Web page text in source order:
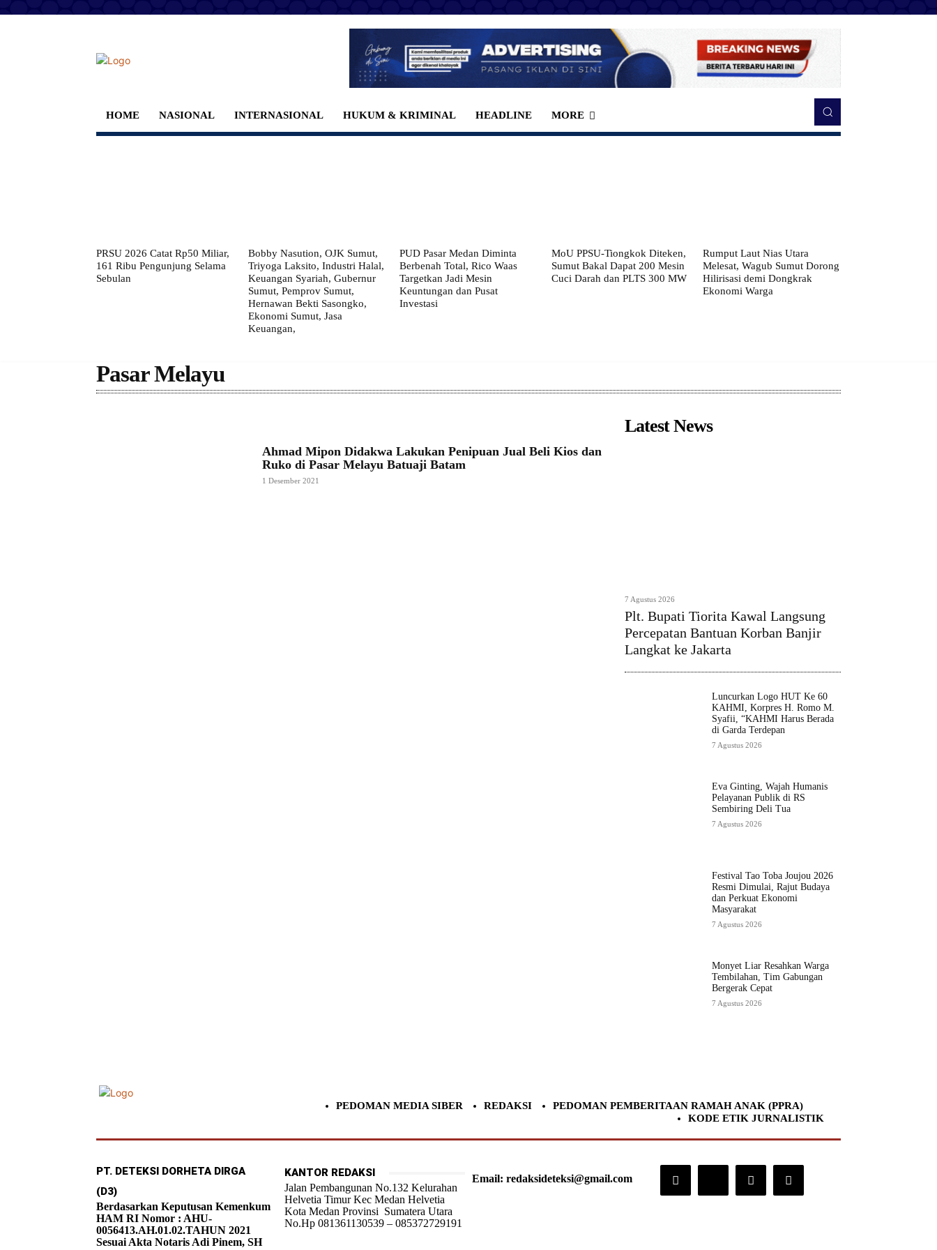
HOME NASIONAL INTERNASIONAL HUKUM & KRIMINAL HEADLINE MORE
PRSU 2026 Catat Rp50 Miliar,
161 Ribu Pengunjung Selama
Sebulan
Bobby Nasution, OJK Sumut,
Triyoga Laksito, Industri Halal,
Keuangan Syariah, Gubernur
Sumut, Pemprov Sumut,
Hernawan Bekti Sasongko,
Ekonomi Sumut, Jasa
Keuangan,
PUD Pasar Medan Diminta
Berbenah Total, Rico Waas
Targetkan Jadi Mesin
Keuntungan dan Pusat
Investasi
MoU PPSU-Tiongkok Diteken,
Sumut Bakal Dapat 200 Mesin
Cuci Darah dan PLTS 300 MW
Rumput Laut Nias Utara
Melesat, Wagub Sumut Dorong
Hilirisasi demi Dongkrak
Ekonomi Warga
Pasar Melayu
Ahmad Mipon Didakwa Lakukan Penipuan Jual Beli Kios dan
Ruko di Pasar Melayu Batuaji Batam
1 Desember 2021
Latest News
7 Agustus 2026
Plt. Bupati Tiorita Kawal Langsung
Percepatan Bantuan Korban Banjir
Langkat ke Jakarta
Luncurkan Logo HUT Ke 60
KAHMI, Korpres H. Romo M.
Syafii, “KAHMI Harus Berada
di Garda Terdepan
7 Agustus 2026
Eva Ginting, Wajah Humanis
Pelayanan Publik di RS
Sembiring Deli Tua
7 Agustus 2026
Festival Tao Toba Joujou 2026
Resmi Dimulai, Rajut Budaya
dan Perkuat Ekonomi
Masyarakat
7 Agustus 2026
Monyet Liar Resahkan Warga
Tembilahan, Tim Gabungan
Bergerak Cepat
7 Agustus 2026
PEDOMAN MEDIA SIBER REDAKSI
PEDOMAN PEMBERITAAN RAMAH ANAK (PPRA)
KODE ETIK JURNALISTIK
PT. DETEKSI DORHETA DIRGA
(D3)
Berdasarkan Keputusan Kemenkum
HAM RI Nomor : AHU-
0056413.AH.01.02.TAHUN 2021
Sesuai Akta Notaris Adi Pinem, SH
KANTOR REDAKSI
Jalan Pembangunan No.132 Kelurahan
Helvetia Timur Kec Medan Helvetia
Kota Medan Provinsi Sumatera Utara
No.Hp 081361130539 – 085372729191
Email: redaksideteksi@gmail.com